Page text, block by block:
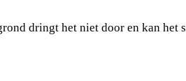
dringt het niet door en kan het